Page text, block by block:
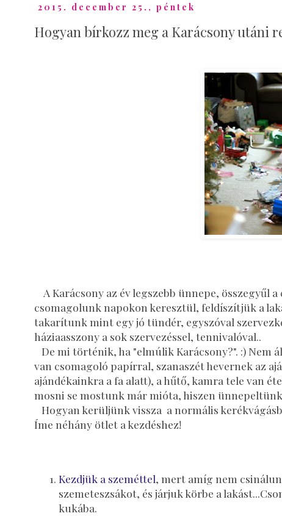
2015. december 25., péntek
Hogyan bírkozz meg a Karácsony utáni
A Karácsony az év legszebb ünnepe,
csomagolunk napokon keresztül, feldíszítjük a
takarítunk mint egy jó tündér, egyszóval
háziaasszony a sok szervezéssel, tennivalóval..
De mi történik, ha "elmúlik Karácsony?". :) Nem
van csomagoló papírral, szanaszét hevernek az
ajándékainkra a fa alatt), a hűtő, kamra tele van
mosni se mostunk már mióta, hiszen
Hogyan kerüljünk vissza a normális
Íme néhány ötlet a kezdéshez!
Kezdjük a szeméttel, mert amíg nem
szemeteszsákot, és járjuk körbe a
kukába.